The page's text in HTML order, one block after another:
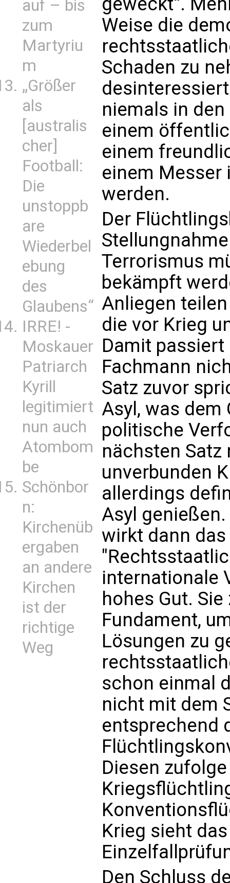
auf – bis
zum
Martyriu
m
„Größer
als
[australis
cher]
Football:
Die
unstoppb
are
Wiederbel
ebung
des
Glaubens“
IRRE! -
Moskauer
Patriarch
Kyrill
legitimiert
nun auch
Atombom
be
Schönbor
n:
Kirchenüb
ergaben
an andere
Kirchen
ist der
richtige
Weg
Weise die
Schaden zu
niemals in
einem
einem
einem Messer
werden.
Der
Terrorismus
bekämpft
Anliegen
die vor Krieg
Damit
Fachmann
Satz zuvor
Asyl, was dem
politische
nächsten
unverbunden
allerdings
Asyl
wirkt dann
internationale
hohes Gut.
Fundament,
Lösungen zu
schon einmal
nicht mit dem
entsprechend
Diesen
Krieg sieht
Den Schluss